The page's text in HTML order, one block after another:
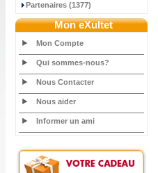
Partenaires (1377)
Mon eXultet
Mon Compte
Qui sommes-nous?
Nous Contacter
Nous aider
Informer un ami